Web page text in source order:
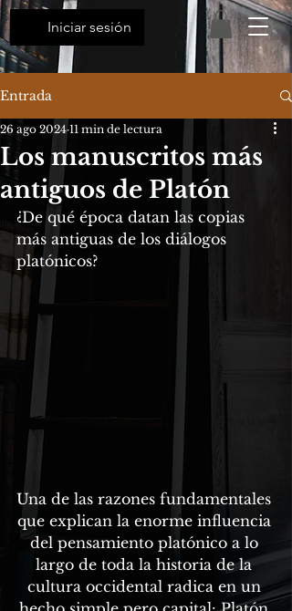
Iniciar sesión
Entrada
Los manuscritos más
antiguos de Platón
26 ago 2024 11 min de lectura
¿De qué época datan las copias
más antiguas de los diálogos
platónicos?
Una de las razones fundamentales
que explican la enorme influencia
del pensamiento platónico a lo
largo de toda la historia de la
cultura occidental radica en un